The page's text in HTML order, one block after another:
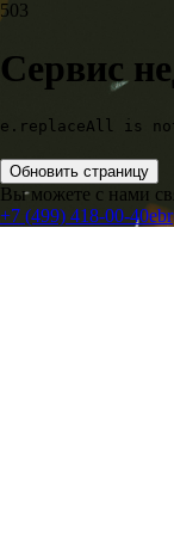
503
Сервис
e.replaceAll is
Обновить страницу
Вы можете с нами
+7 (499) 418-00-40